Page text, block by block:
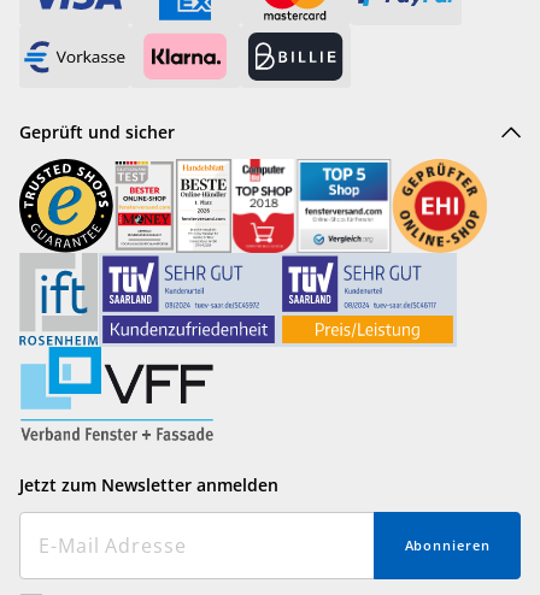
Geprüft und sicher
Jetzt zum Newsletter anmelden
Abonnieren